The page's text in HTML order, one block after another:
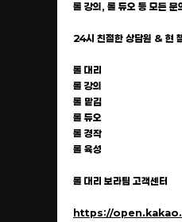
롤 강의, 롤 듀오 등 모든
24시 친절한 상담원 & 현
롤 대리
롤 강의
롤 맡김
롤 듀오
롤 경작
롤 육성
롤 대리 보라팀 고객센터
https://